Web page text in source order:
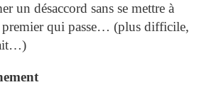
un désaccord sans se mettre à
premier qui passe… (plus difficile,